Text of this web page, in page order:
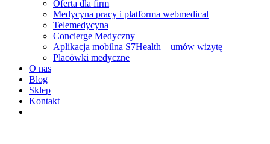
Oferta dla firm
Medycyna pracy i platforma webmedical
Telemedycyna
Concierge Medyczny
Aplikacja mobilna S7Health – umów wizytę
Placówki medyczne
O nas
Blog
Sklep
Kontakt